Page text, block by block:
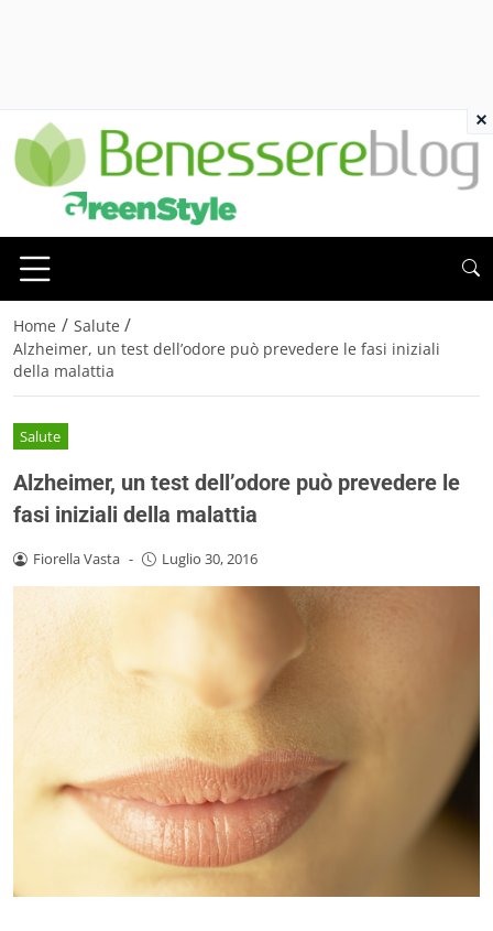
Home / Salute /
Alzheimer, un test dell’odore può prevedere le fasi iniziali
della malattia
Salute
Alzheimer, un test dell’odore può prevedere le
fasi iniziali della malattia
Fiorella Vasta - Luglio 30, 2016
×